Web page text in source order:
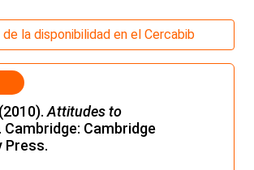
la disponibilidad en el Cercabib
Attitudes to
. Cambridge: Cambridge
Press.